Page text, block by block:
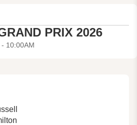
PRIX 2026
10:00AM